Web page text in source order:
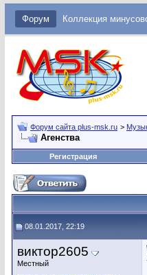
Форум Коллекция
Форум сайта plus-msk.ru >
Агенства
Регистрация
08.01.2017, 22:19
виктор2605
Местный